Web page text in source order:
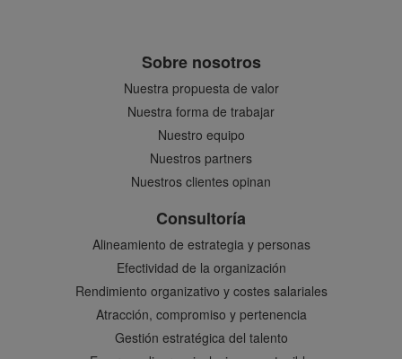
Sobre nosotros
Nuestra propuesta de valor
Nuestra forma de trabajar
Nuestro equipo
Nuestros partners
Nuestros clientes opinan
Consultoría
Alineamiento de estrategia y personas
Efectividad de la organización
Rendimiento organizativo y costes salariales
Atracción, compromiso y pertenencia
Gestión estratégica del talento